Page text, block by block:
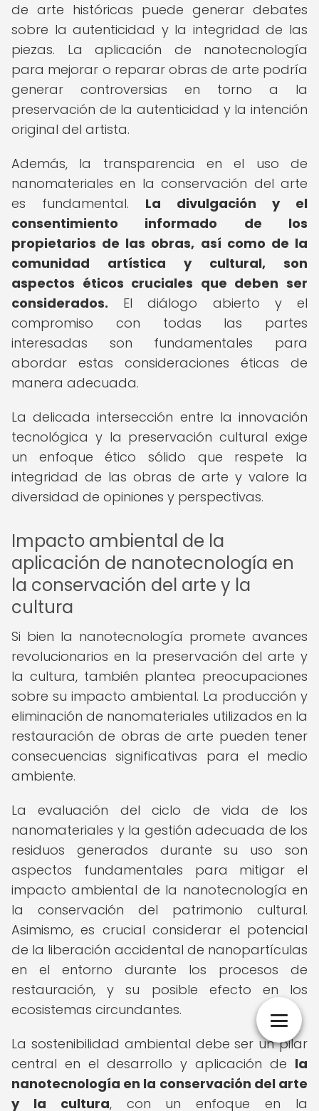
de arte históricas puede generar debates
sobre la autenticidad y la integridad de las
piezas. La aplicación de nanotecnología
para mejorar o reparar obras de arte podría
generar controversias en torno a la
preservación de la autenticidad y la intención
original del artista.
Además, la transparencia en el uso de
nanomateriales en la conservación del arte
es fundamental. La divulgación y el
consentimiento informado de los
propietarios de las obras, así como de la
comunidad artística y cultural, son
aspectos éticos cruciales que deben ser
considerados. El diálogo abierto y el
compromiso con todas las partes
interesadas son fundamentales para
abordar estas consideraciones éticas de
manera adecuada.
La delicada intersección entre la innovación
tecnológica y la preservación cultural exige
un enfoque ético sólido que respete la
integridad de las obras de arte y valore la
diversidad de opiniones y perspectivas.
Impacto ambiental de la
aplicación de nanotecnología en
la conservación del arte y la
cultura
Si bien la nanotecnología promete avances
revolucionarios en la preservación del arte y
la cultura, también plantea preocupaciones
sobre su impacto ambiental. La producción y
eliminación de nanomateriales utilizados en la
restauración de obras de arte pueden tener
consecuencias significativas para el medio
ambiente.
La evaluación del ciclo de vida de los
nanomateriales y la gestión adecuada de los
residuos generados durante su uso son
aspectos fundamentales para mitigar el
impacto ambiental de la nanotecnología en
la conservación del patrimonio cultural.
Asimismo, es crucial considerar el potencial
de la liberación accidental de nanopartículas
en el entorno durante los procesos de
restauración, y su posible efecto en los
ecosistemas circundantes.
La sostenibilidad ambiental debe ser un pilar
central en el desarrollo y aplicación de la
nanotecnología en la conservación del arte
y la cultura, con un enfoque en la